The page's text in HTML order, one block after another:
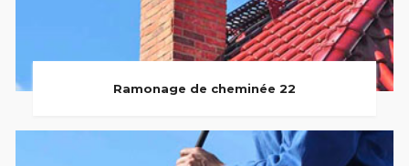
Ramonage de cheminée 22